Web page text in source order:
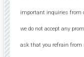
important inquiries from
we do not accept any
ask that you refrain